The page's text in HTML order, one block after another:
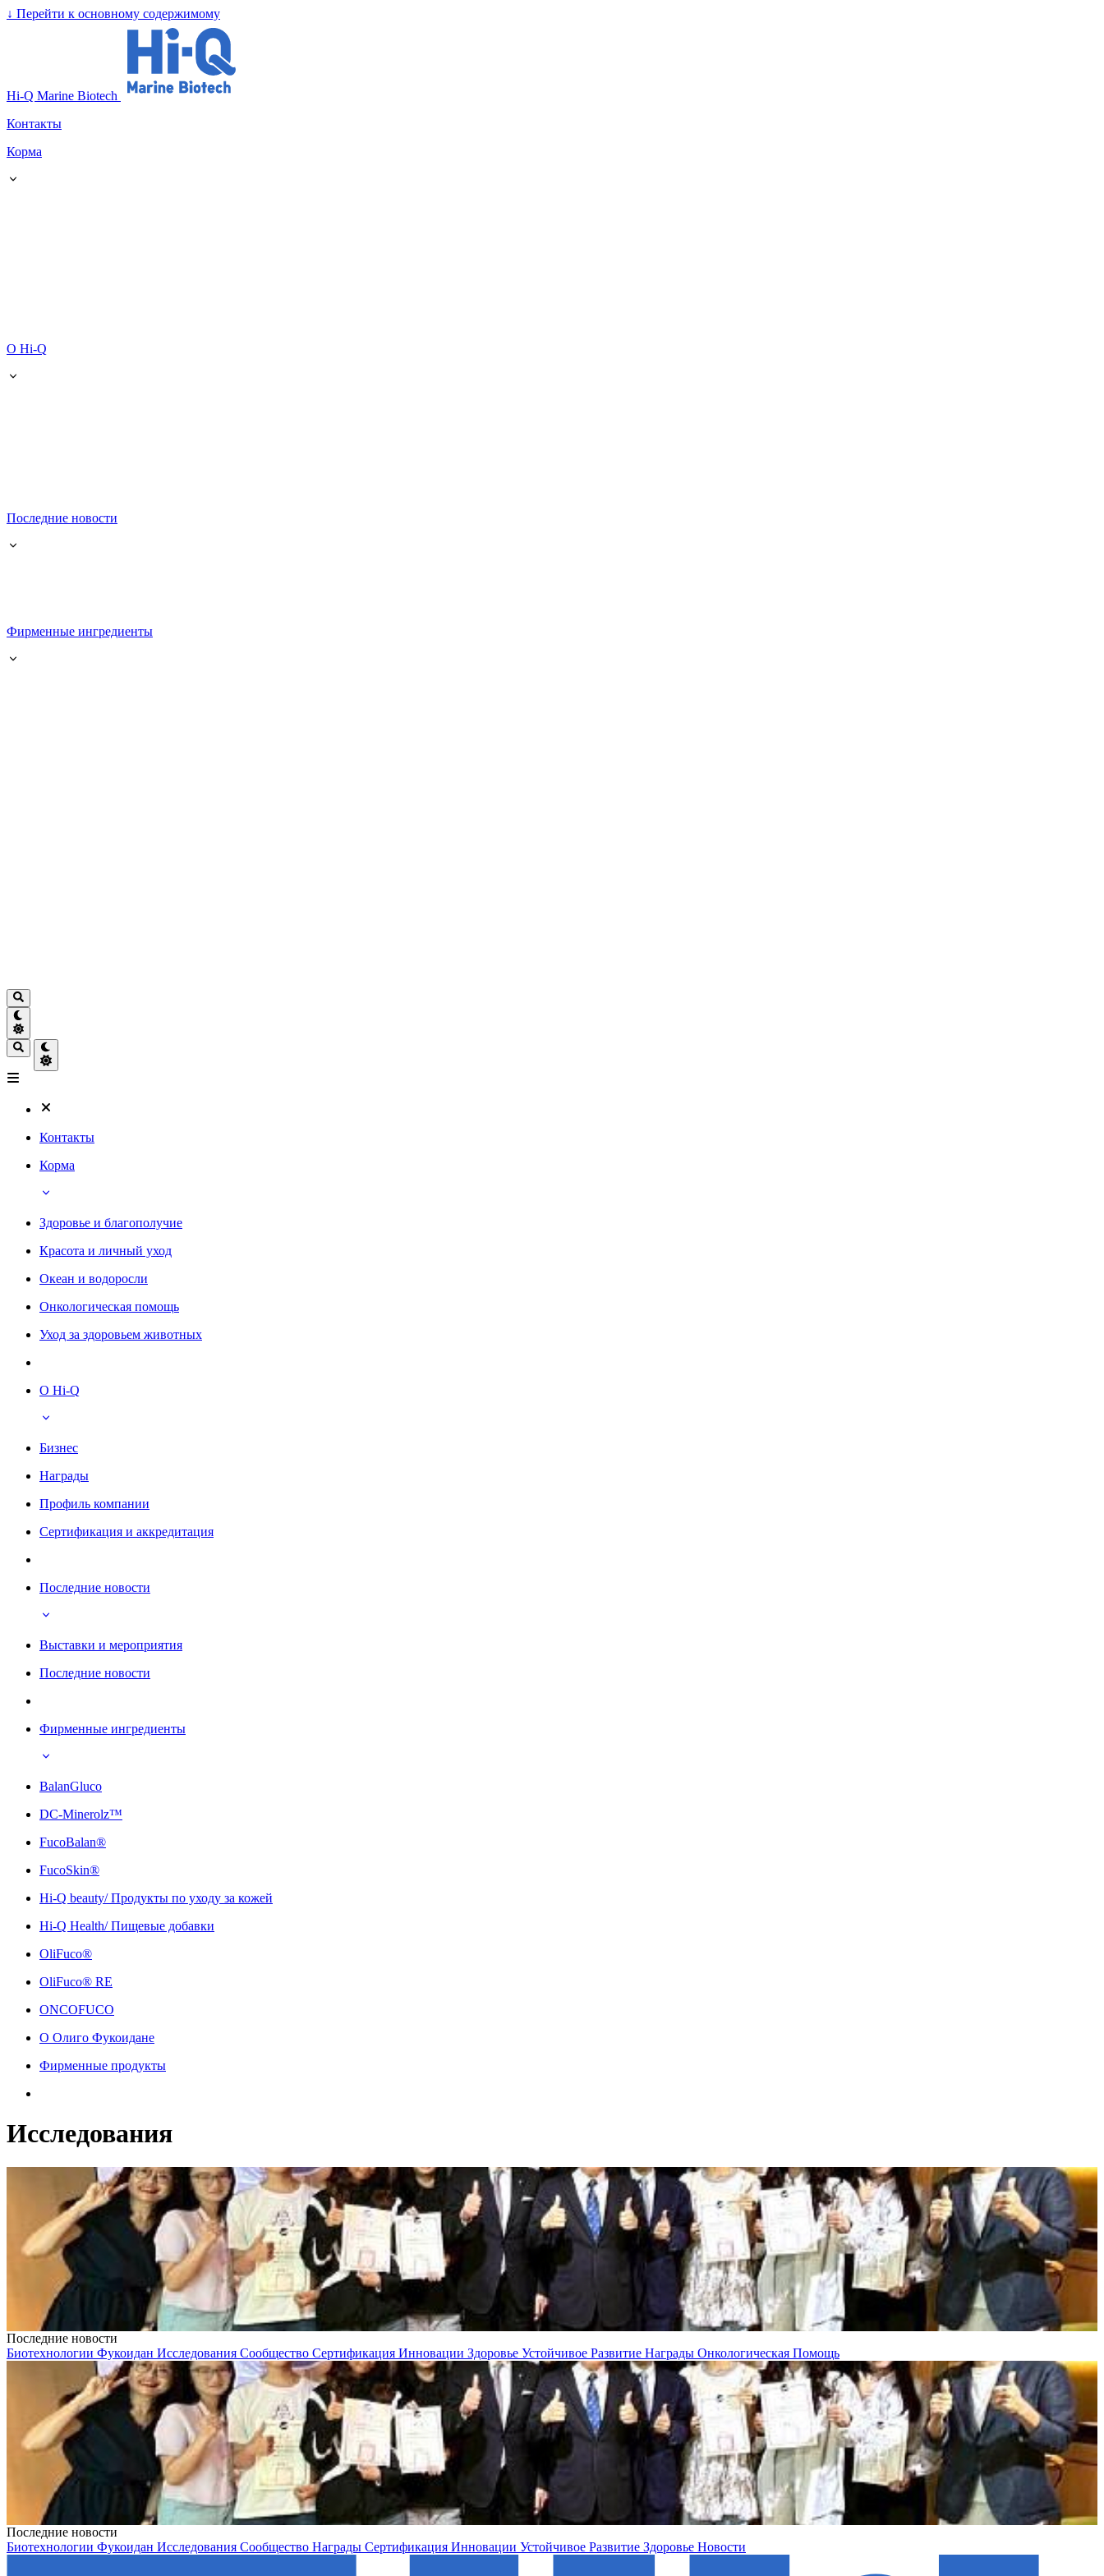
↓ Перейти к основному содержимому
Hi-Q Marine Biotech
Контакты
Корма
О Hi-Q
Последние новости
Фирменные ингредиенты
Контакты
Корма
Здоровье и благополучие
Красота и личный уход
Океан и водоросли
Онкологическая помощь
Уход за здоровьем животных
О Hi-Q
Бизнес
Награды
Профиль компании
Сертификация и аккредитация
Последние новости
Выставки и мероприятия
Последние новости
Фирменные ингредиенты
BalanGluco
DC-Minerolz™
FucoBalan®
FucoSkin®
Hi-Q beauty/ Продукты по уходу за кожей
Hi-Q Health/ Пищевые добавки
OliFuco®
OliFuco® RE
ONCOFUCO
О Олиго Фукоидане
Фирменные продукты
Исследования
Последние новости
Биотехнологии Фукоидан Исследования Сообщество Сертификация Инновации Здоровье Устойчивое Развитие Награды Онкологическая Помощь
Последние новости
Биотехнологии Фукоидан Исследования Сообщество Награды Сертификация Инновации Устойчивое Развитие Здоровье Новости